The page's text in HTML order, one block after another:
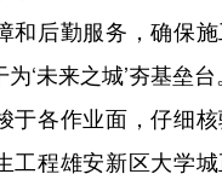
和后勤服务，确保
‘未来之城’夯基垒台
于各作业面，仔细
工程雄安新区大学城